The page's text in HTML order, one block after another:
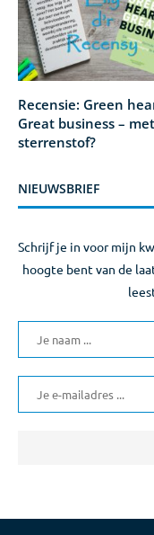
Recensie: Green
Great business – met
sterrenstof?
NIEUWSBRIEF
Schrijf je in voor mijn
hoogte bent van de